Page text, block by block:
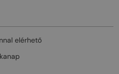
elérhető